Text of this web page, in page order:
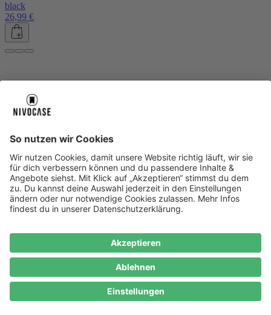
black
26,99 €
About NIVOCASE
Geschäftskunden
Zahlungsarten Versandinfos Alle Hilfe-Themen
Zufriedenheitsgarantie
Service
Service
AGB VERTRAG WIDERRUFEN Datenschutz
Ombudsmann
Barrierefreiheit Lieferantenkodex Bestell-Prozess
Samsung Handyhüllen
Handyhüllen Handyketten
Cookie Consent
* Preisangaben inkl. Mwst. und zzgl.Versandkosten